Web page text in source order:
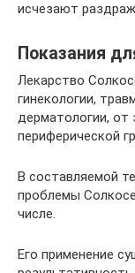
исчезают
Показания
Лекарство
гинекологии,
дерматологии, от
периферической
В составляемой
проблемы
числе.
Его применение